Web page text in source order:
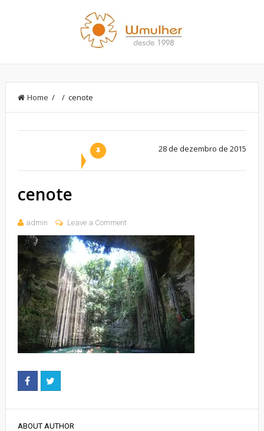
Home / / cenote
28 de dezembro de 2015
cenote
admin Leave a Comment
ABOUT AUTHOR